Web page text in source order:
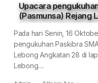
Upacara
(Pasmunsa) Rejang
Pada hari Senin, 16
pengukuhan Paskibra
Lebong Angkatan 28 di
Lebong....